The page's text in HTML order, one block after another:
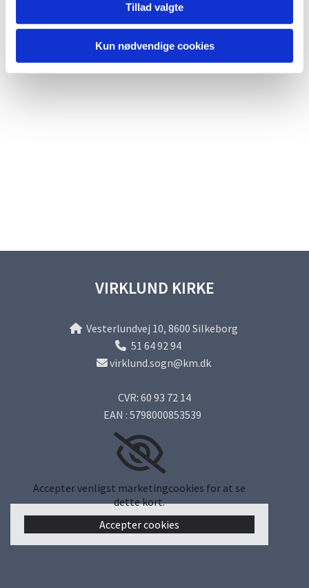
Tillad valgte
Kun nødvendige cookies
VIRKLUND KIRKE
Vesterlundvej 10, 8600 Silkeborg
 51 64 92 94
virklund.sogn@km.dk
CVR: 60 93 72 14
EAN : 5798000853539
Accepter venligst marketingcookies for at se
dette kort.
Accepter cookies